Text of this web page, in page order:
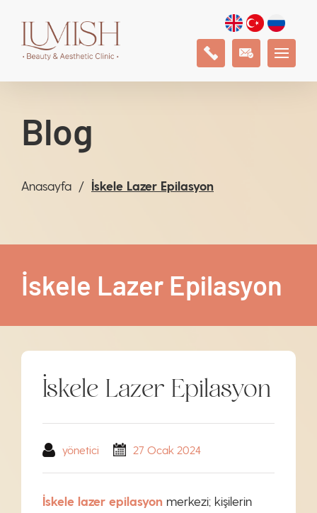
Blog
Anasayfa İskele Lazer Epilasyon
İskele Lazer Epilasyon
İskele Lazer Epilasyon
yönetici 27 Ocak 2024
İskele lazer epilasyon merkezi; kişilerin